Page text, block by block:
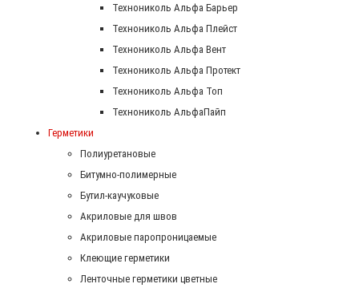
Технониколь Альфа Барьер
Технониколь Альфа Плейст
Технониколь Альфа Вент
Технониколь Альфа Протект
Технониколь Альфа Топ
Технониколь АльфаПайп
Герметики
Полиуретановые
Битумно-полимерные
Бутил-каучуковые
Акриловые для швов
Акриловые паропроницаемые
Клеющие герметики
Ленточные герметики цветные